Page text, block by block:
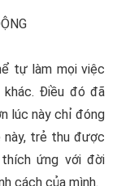
tự làm mọi việc
Điều đó đã
lúc này chỉ đóng
này, trẻ thu được
ứng với đời
cách của mình.